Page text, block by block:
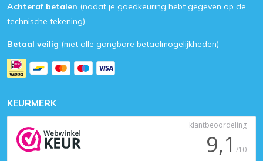
Achteraf betalen (nadat je goedkeuring hebt gegeven op de
technische tekening)
Betaal veilig (met alle gangbare betaalmogelijkheden)
KEURMERK